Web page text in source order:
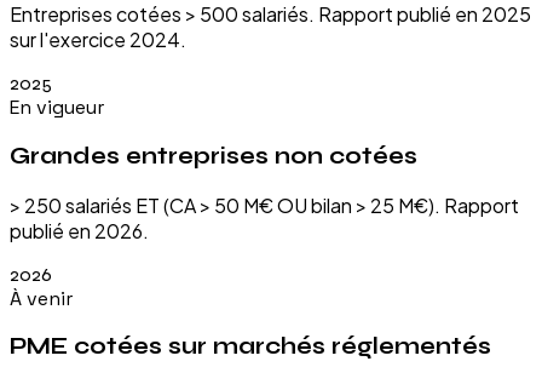
Entreprises cotées > 500 salariés. Rapport publié en 2025
sur l'exercice 2024.
2025
En vigueur
Grandes entreprises non cotées
> 250 salariés ET (CA > 50 M€ OU bilan > 25 M€). Rapport
publié en 2026.
2026
À venir
PME cotées sur marchés réglementés